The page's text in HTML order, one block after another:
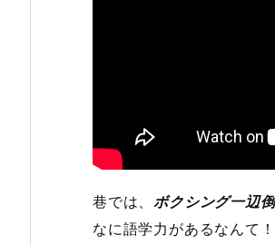
巷では、 ボクシング一辺
なに語学力があるなんて